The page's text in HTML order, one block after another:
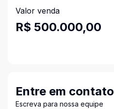
Valor venda
R$ 500.000,00
Entre em contato
Escreva para nossa equipe